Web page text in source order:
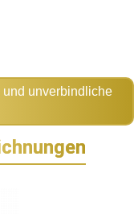
unverbindliche